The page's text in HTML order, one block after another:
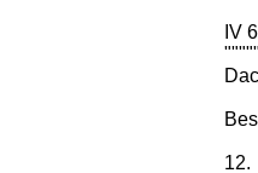
IV
12.